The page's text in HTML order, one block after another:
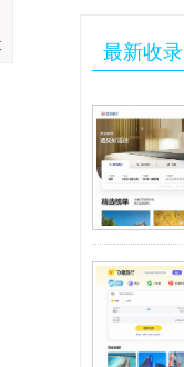
最新收录